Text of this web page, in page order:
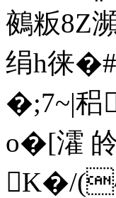
鵺粄8Z
绢h徕
�;7
o�[瀖
K�/